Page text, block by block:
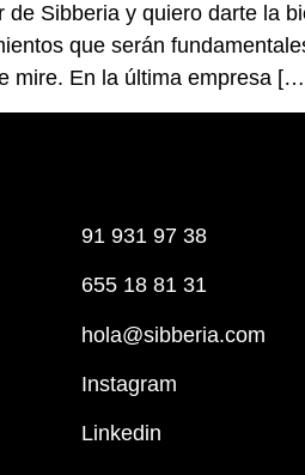
de Sibberia y quiero darte la
que serán
mire. En la última empresa
91 931 97 38
655 18 81 31
hola@sibberia.com
Instagram
Linkedin